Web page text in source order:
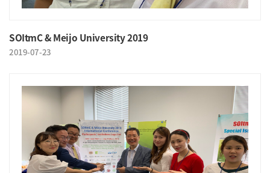
SOItmC & Meijo University 2019
2019-07-23